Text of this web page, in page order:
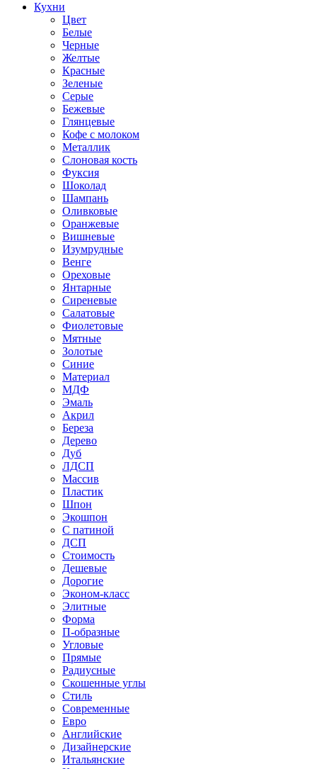
Кухни
Цвет
Белые
Черные
Желтые
Красные
Зеленые
Серые
Бежевые
Глянцевые
Кофе с молоком
Металлик
Слоновая кость
Фуксия
Шоколад
Шампань
Оливковые
Оранжевые
Вишневые
Изумрудные
Венге
Ореховые
Янтарные
Сиреневые
Салатовые
Фиолетовые
Мятные
Золотые
Синие
Материал
МДФ
Эмаль
Акрил
Береза
Дерево
Дуб
ЛДСП
Массив
Пластик
Шпон
Экошпон
С патиной
ДСП
Стоимость
Дешевые
Дорогие
Эконом-класс
Элитные
Форма
П-образные
Угловые
Прямые
Радиусные
Скошенные углы
Стиль
Современные
Евро
Английские
Дизайнерские
Итальянские